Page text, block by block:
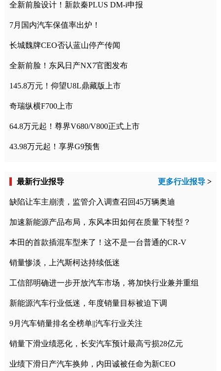
全新前脸设计！新款秦PLUS DM-i申报
7月国内汽车保值率出炉！
长城魏牌CEO否认蓝山停产传闻
全新前脸！东风日产NX7官图发布
145.8万元！仰望U8L鼎藏版上市
奇瑞纵横F700上市
64.8万元起！尊界V680/V800正式上市
43.98万元起！享界G9预售
最新行业报导 更多行业报导 >
缺陷让车主崩溃，监管介入调查召回45万辆奥迪
加速新能源产品布局，东风本田如何在质量下转型？
本田的首款插混车型来了！这不是一台普通的CR-V
销量惨淡，上汽斯柯达持续低迷
工信部明确进一步开放汽车市场，将加快行业兼并重组
新能源汽车行业低迷，年度销量目标被迫下调
9月汽车销量排名全榜单||汽车行业关注
销量下滑业绩恶化，长安汽车预计最高亏损28亿元
业绩下滑日产汽车换帅，内田诚被任命为新CEO